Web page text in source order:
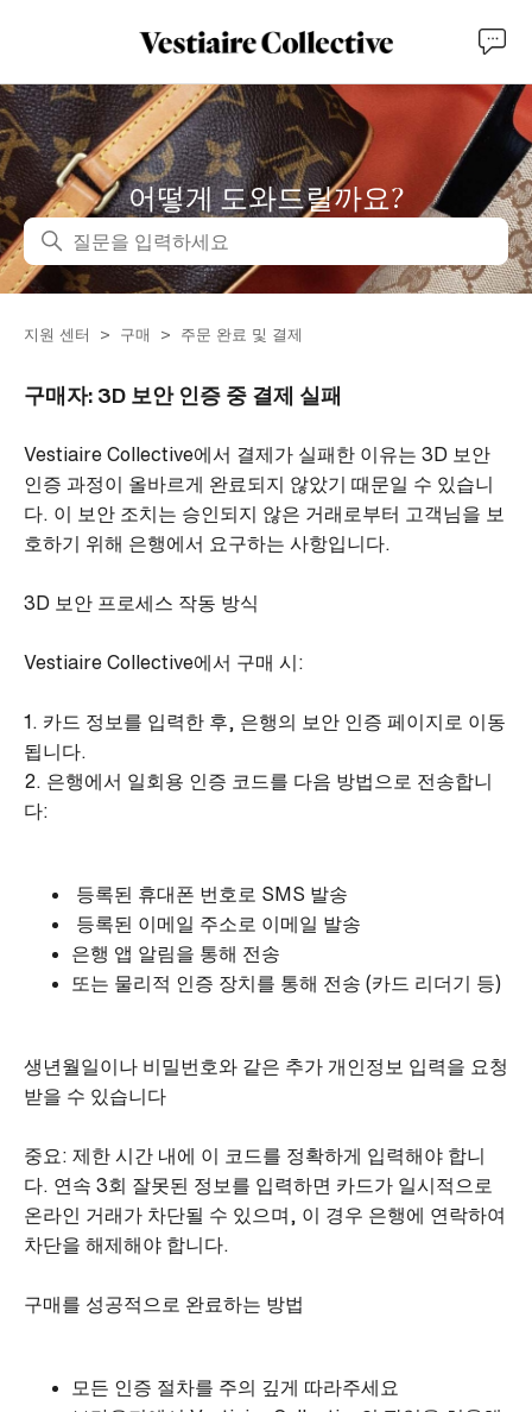
어떻게 도와드릴까요?
검색
지원 센터 구매 주문 완료 및 결제
구매자: 3D 보안 인증 중 결제 실패
Vestiaire Collective에서 결제가 실패한 이유는 3D 보안
인증 과정이 올바르게 완료되지 않았기 때문일 수 있습니
다. 이 보안 조치는 승인되지 않은 거래로부터 고객님을 보
호하기 위해 은행에서 요구하는 사항입니다.
3D 보안 프로세스 작동 방식
Vestiaire Collective에서 구매 시:
1. 카드 정보를 입력한 후, 은행의 보안 인증 페이지로 이동
됩니다.
2. 은행에서 일회용 인증 코드를 다음 방법으로 전송합니
다:
등록된 휴대폰 번호로 SMS 발송
등록된 이메일 주소로 이메일 발송
은행 앱 알림을 통해 전송
또는 물리적 인증 장치를 통해 전송 (카드 리더기 등)
생년월일이나 비밀번호와 같은 추가 개인정보 입력을 요청
받을 수 있습니다
중요: 제한 시간 내에 이 코드를 정확하게 입력해야 합니
다. 연속 3회 잘못된 정보를 입력하면 카드가 일시적으로
온라인 거래가 차단될 수 있으며, 이 경우 은행에 연락하여
차단을 해제해야 합니다.
구매를 성공적으로 완료하는 방법
모든 인증 절차를 주의 깊게 따라주세요